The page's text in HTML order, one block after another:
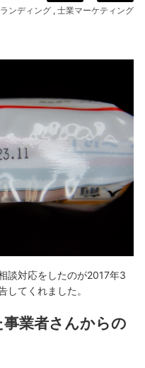
ンディング
士業マーケティング
談対応をしたのが2017年3
してくれました。
業者さんからの